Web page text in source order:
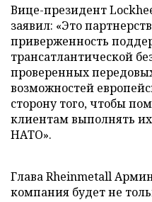
Вице-президент
заявил: «Это
приверженность
трансатлантической
проверенных
возможностей
сторону того, чтобы
клиентам выполнять их
НАТО».
Глава Rheinmetall
компания будет не